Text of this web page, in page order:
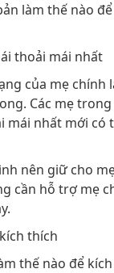
làm thế nào
thoải mái nhất
của mẹ
Các mẹ
nhất mới có
nên giữ cho
cần hỗ trợ mẹ
thích
thế nào để